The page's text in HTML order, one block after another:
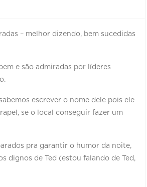
– melhor dizendo, bem sucedidas
e são admiradas por líderes
escrever o nome dele pois ele
se o local conseguir fazer um
pra garantir o humor da noite,
dignos de Ted (estou falando de Ted,